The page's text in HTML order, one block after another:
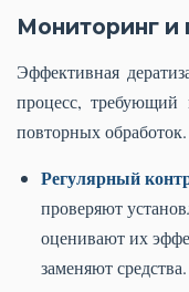
Мониторинг и
Эффективная
процесс, требующий
повторных обработок.
Регулярный
проверяют
оценивают их
заменяют средства.